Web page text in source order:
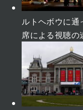
ルトヘボウに通
席による視聴の